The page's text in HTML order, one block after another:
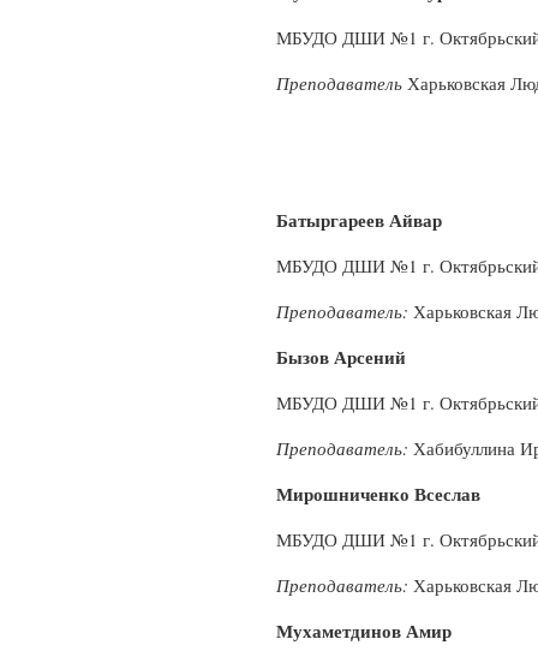
МБУДО ДШИ №1 г.
Преподаватель Харьковская
Батыргареев Айвар
МБУДО ДШИ №1 г.
Преподаватель: Харьковская
Бызов Арсений
МБУДО ДШИ №1 г.
Преподаватель: Хабибуллина
Мирошниченко Всеслав
МБУДО ДШИ №1 г.
Преподаватель: Харьковская
Мухаметдинов Амир